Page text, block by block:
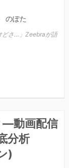
のぽた
どさ…」Zeebraが語
—動画配信
分析
)